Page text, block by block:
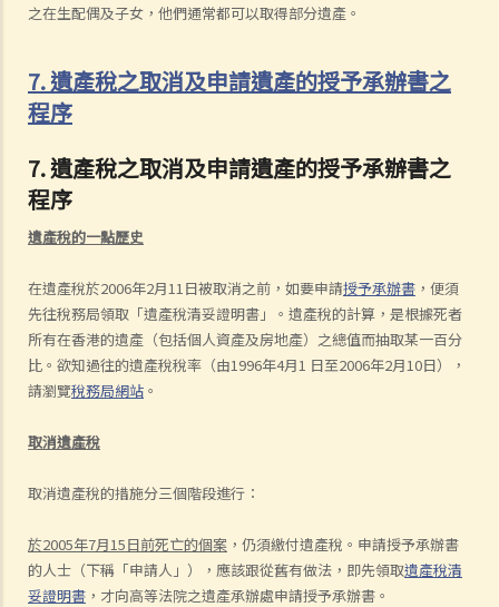
之在生配偶及子女，他們通常都可以取得部分遺產。
7. 遺產稅之取消及申請遺產的授予承辦書之
程序
7. 遺產稅之取消及申請遺產的授予承辦書之
程序
遺產稅的一點歷史
在遺產稅於2006年2月11日被取消之前，如要申請授予承辦書 ，便須
先往稅務局領取「遺產稅清妥證明書」。遺產稅的計算，是根據死者
所有在香港的遺產（包括個人資產及房地產）之總值而抽取某一百分
比。欲知過往的遺產稅稅率（由1996年4月1 日至2006年2月10日），
請瀏覽稅務局網站 。
取消遺產稅
取消遺產稅的措施分三個階段進行：
於2005年7月15日前死亡的個案 ，仍須繳付遺產稅。申請授予承辦書
的人士（下稱「申請人」），應該跟從舊有做法，即先領取遺產稅清
妥證明書 ，才向高等法院之遺產承辦處申請授予承辦書。